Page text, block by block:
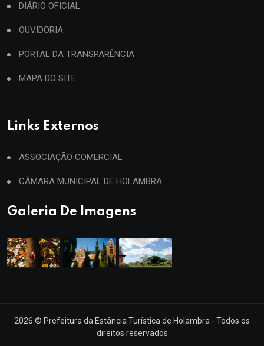
DIÁRIO OFICIAL
OUVIDORIA
PORTAL DA TRANSPARÊNCIA
MAPA DO SITE
Links Externos
ASSOCIAÇÃO COMERCIAL
CÂMARA MUNICIPAL DE HOLAMBRA
Galeria De Imagens
2026 © Prefeitura da Estância Turística de Holambra - Todos os
direitos reservados